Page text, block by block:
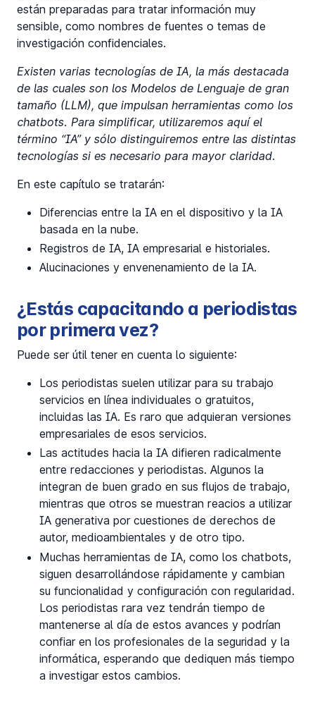
están preparadas para tratar información muy
sensible, como nombres de fuentes o temas de
investigación confidenciales.
Existen varias tecnologías de IA, la más destacada
de las cuales son los Modelos de Lenguaje de gran
tamaño (LLM), que impulsan herramientas como los
chatbots. Para simplificar, utilizaremos aquí el
término “IA” y sólo distinguiremos entre las distintas
tecnologías si es necesario para mayor claridad.
En este capítulo se tratarán:
Diferencias entre la IA en el dispositivo y la IA
basada en la nube.
Registros de IA, IA empresarial e historiales.
Alucinaciones y envenenamiento de la IA.
¿Estás capacitando a periodistas
por primera vez?
Puede ser útil tener en cuenta lo siguiente:
Los periodistas suelen utilizar para su trabajo
servicios en línea individuales o gratuitos,
incluidas las IA. Es raro que adquieran versiones
empresariales de esos servicios.
Las actitudes hacia la IA difieren radicalmente
entre redacciones y periodistas. Algunos la
integran de buen grado en sus flujos de trabajo,
mientras que otros se muestran reacios a utilizar
IA generativa por cuestiones de derechos de
autor, medioambientales y de otro tipo.
Muchas herramientas de IA, como los chatbots,
siguen desarrollándose rápidamente y cambian
su funcionalidad y configuración con regularidad.
Los periodistas rara vez tendrán tiempo de
mantenerse al día de estos avances y podrían
confiar en los profesionales de la seguridad y la
informática, esperando que dediquen más tiempo
a investigar estos cambios.